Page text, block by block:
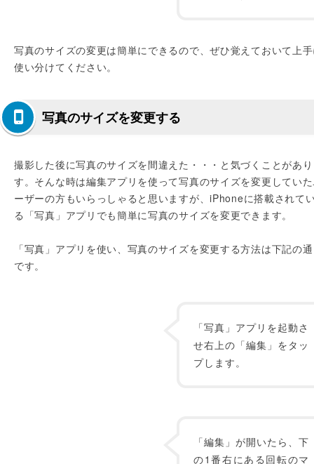
写真のサイズの変更は簡単にできるので、ぜひ覚えておいて上
使い分けてください。
写真のサイズを変更する
撮影した後に写真のサイズを間違えた・・・と気づくことがあ
す。そんな時は編集アプリを使って写真のサイズを変更してい
ーザーの方もいらっしゃると思いますが、iPhoneに搭載されて
る「写真」アプリでも簡単に写真のサイズを変更できます。
「写真」アプリを使い、写真のサイズを変更する方法は下記の
です。
「写真」アプリを起動さ
せ右上の「編集」をタッ
プします。
「編集」が開いたら、下
の1番右にある回転のマ